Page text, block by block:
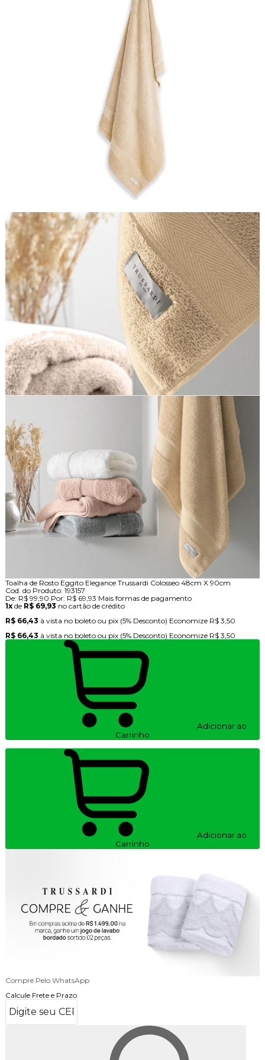
Toalha de Rosto Eggito Elegance Trussardi Colosseo 48cm X 90cm
Cod. do Produto: 193157
De: R$ 99,90 Por: R$ 69,93 Mais formas de pagamento
1xde R$ 69,93 no cartão de crédito
R$ 66,43 à vista no boleto ou pix (5% Desconto) Economize R$ 3,50
R$ 66,43 à vista no boleto ou pix (5% Desconto) Economize R$ 3,50
Adicionar ao
Carrinho
Adicionar ao
Carrinho
Compre Pelo WhatsApp
Calcule Frete e Prazo